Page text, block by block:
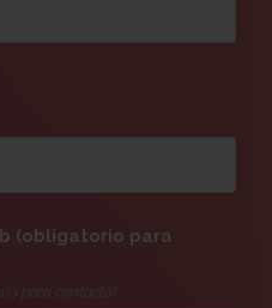
(obligatorio para
para contacto)